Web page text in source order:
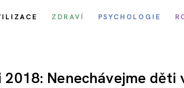
ZDRAVÍ PSYCHOLOGIE
Nenechávejme děti